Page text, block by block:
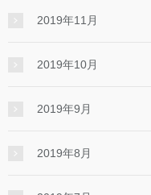
2019年11月
2019年10月
2019年9月
2019年8月